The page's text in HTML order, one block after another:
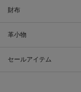
財布
革小物
セールアイテム